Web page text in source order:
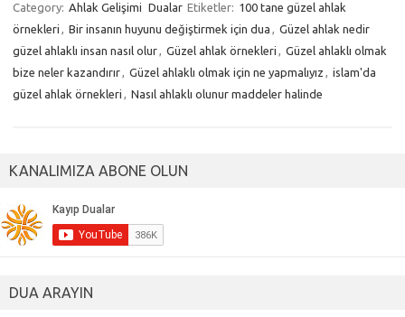
Category: Ahlak Gelişimi Dualar Etiketler: 100 tane güzel ahlak
örnekleri , Bir insanın huyunu değiştirmek için dua , Güzel ahlak nedir
güzel ahlaklı insan nasıl olur, Güzel ahlak örnekleri , Güzel ahlaklı olmak
bize neler kazandırır, Güzel ahlaklı olmak için ne yapmalıyız , islam'da
güzel ahlak örnekleri , Nasıl ahlaklı olunur maddeler halinde
KANALIMIZA ABONE OLUN
DUA ARAYIN